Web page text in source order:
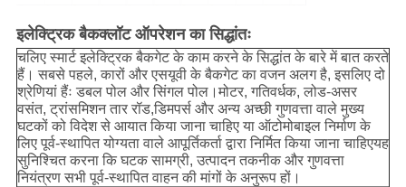
इलेक्ट्रिक बैकक्लॉट ऑपरेशन का सिद्धांतः
चलिए स्मार्ट इलेक्ट्रिक बैकगेट के काम करने के सिद्धांत के बारे में बात करते
हैं। सबसे पहले, कारों और एसयूवी के बैकगेट का वजन अलग है, इसलिए दो
श्रेणियां हैंः डबल पोल और सिंगल पोल।मोटर, गतिवर्धक, लोड-असर
वसंत, ट्रांसमिशन तार रॉड,डिमपर्स और अन्य अच्छी गुणवत्ता वाले मुख्य
घटकों को विदेश से आयात किया जाना चाहिए या ऑटोमोबाइल निर्माण के
लिए पूर्व-स्थापित योग्यता वाले आपूर्तिकर्ता द्वारा निर्मित किया जाना चाहिएयह
सुनिश्चित करना कि घटक सामग्री, उत्पादन तकनीक और गुणवत्ता
नियंत्रण सभी पूर्व-स्थापित वाहन की मांगों के अनुरूप हों।